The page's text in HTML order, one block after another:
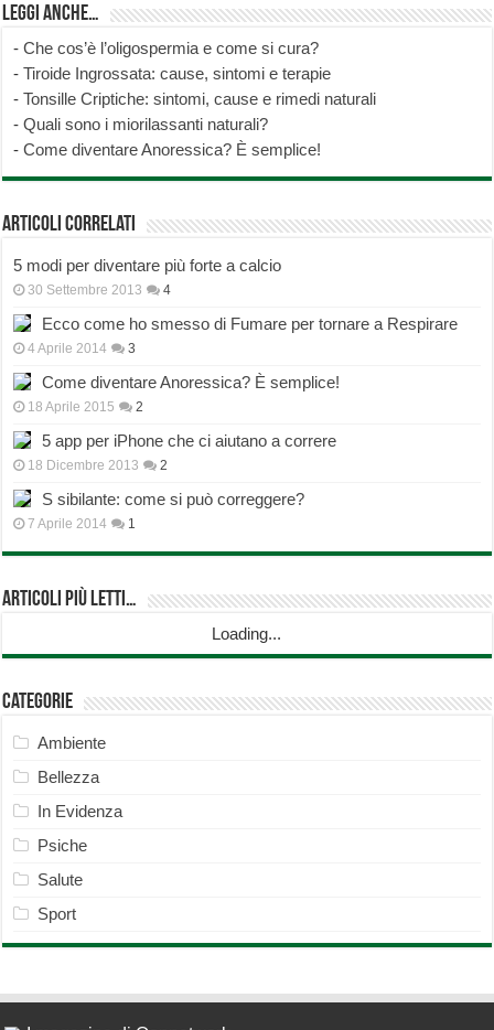
Leggi anche…
-Che cos’è l’oligospermia e come si cura?
-Tiroide Ingrossata: cause, sintomi e terapie
-Tonsille Criptiche: sintomi, cause e rimedi naturali
-Quali sono i miorilassanti naturali?
-Come diventare Anoressica? È semplice!
Articoli correlati
5 modi per diventare più forte a calcio
30 Settembre 2013 4
Ecco come ho smesso di Fumare per tornare a Respirare
4 Aprile 2014 3
Come diventare Anoressica? È semplice!
18 Aprile 2015 2
5 app per iPhone che ci aiutano a correre
18 Dicembre 2013 2
S sibilante: come si può correggere?
7 Aprile 2014 1
Articoli più Letti…
Loading...
Categorie
Ambiente
Bellezza
In Evidenza
Psiche
Salute
Sport